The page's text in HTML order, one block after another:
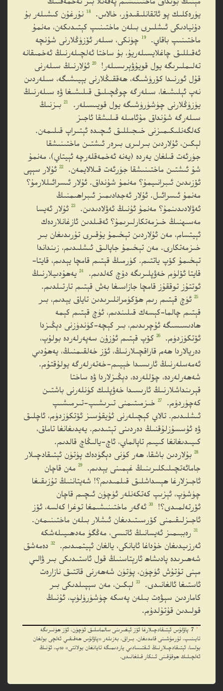
يۈرەكلىك پو ئاتقانلىقىدۇر، خالاس.
18 نۇرغۇن كىشىلەر بۇ
دۇنيادىكى ئىشلىرى بىلەن ماختىنىپ كېتىدىكەن، مەنمۇ
ماختىنىپ باقاي.
19 چۈنكى، سىلەر ئۆزۈڭلارنى شۇنچە
ئەقىللىق چاغلايسىلەريۇ، بۇ ساختا ئەلچىلەرنىڭ ئەخمىقانە
تەلىملىرىگە يول قويۇۋېرىسىلەر!
20 ئۇلارنىڭ سىلەرنى
قۇل ئورنىدا كۆرۈشىگە، ھەققىڭلارنى يېيىشىگە، سىلەردىن
نەپ ئېلىشىغا، سىلەرگە چوڭچىلىق قىلىشىغا ۋە سىلەرنىڭ
يۈزۈڭلارنى چۈشۈرۈشىگە يول قويىسىلەر.
21 بىزنىڭ
سىلەرگە شۇنداق مۇئامىلە قىلىشقا ئاجىز
كەلگەنلىكىمىزنى خىجىللىق ئىچىدە ئېتىراپ قىلىمەن.
لېكىن، ئۇلاردىن بىرلىرى بىرەر ئىشتىن ماختىنىشقا
جۈرئەت قىلغان يەردە (يەنە ئەخمەقلەرچە ئېيتاي)، مەنمۇ
شۇ ئىشتىن ماختىنىشقا جۈرئەت قىلالايمەن.
22 ئۇلار سېپى
ئۆزىدىن ئىبرانىيمۇ؟ مەنمۇ شۇنداق. ئۇلار ئىسرائىللارمۇ؟
مەنمۇ ئىسرائىل. ئۇلار ئەجدادىمىز ئىبراھىمنىڭ
ئەۋلادىدىنمۇ؟ مەنمۇ ئۇنىڭ ئەۋلادىدىن.
23 ئۇلار ئەيسا
مەسىھنىڭ خىزمەتكارلىرىمۇ؟ ئەقىلدىن ئازغانلاردەك
ئېيتسام، مەن ئۇلاردىن تېخىمۇ يۇقىرى تۇرىدىغان بىر
خىزمەتكارى. مەن تېخىمۇ جاپالىق ئىشلىدىم، زىنداندا
تېخىمۇ كۆپ ياتتىم. كۈرمىڭ قېتىم قامچا يېدىم، قايتا-
قايتا ئۆلۈم خەۋپلىرىگە دۇچ كەلدىم.
24 يەھۇدىيلارنىڭ
ئوتتۇز توققۇز قامچا جازاسىغا بەش قېتىم تارتىلدىم.
25 ئۈچ قېتىم رىم ھۆكۈمرانلىرىدىن تاياق يېدىم، بىر
قېتىم چالما-كېسەك قىلىندىم، ئۈچ قېتىم كېمە
ھادىسىسىگە ئۇچرىدىم، بىر كېچە-كۈندۈزنى دېڭىزدا
ئۆتكۈزدۈم.
26 كۆپ قېتىم ئۇزۇن سەپەرلەردە بولۇپ،
دەريالاردا ھەم قاراقچىلارنىڭ، ئۆز خەلقىمنىڭ، يەھۇدىي
ئەمەسلەرنىڭ ئارىسىدا خېيىم-خەتەرلەرگە يولۇقتۇم.
شەھەرلەردە، چۆللەردە، دېڭىزلاردا ۋە ساختا
قېرىنداشلارنىڭ ئارىسىدا خەۋپلىك كۈنلەرنى باشتىن
كەچۈردۈم.
27 خىزمىتىمنى تىرىشىپ-تىرمىشىپ
ئىشلىدىم. تالاي كېچىلەرنى ئۇيقۇسىز ئۆتكۈزدۈم، ئاچلىق
ۋە ئۇسسۇزلۇقنىڭ دەردىنى تېتىدىم. يەيدىغانغا تاماق،
كىيىدىغانغا كىيىم تاپالماي، ئاچ-يالىڭاچ قالدىم.
28 بۇلاردىن باشقا، ھەر كۈنى دېگۈدەك پۈتۈن ئېتىقادچىلار
جامائەتچىلىكلىرىنىڭ غېمىنى يېدىم.
29 مەن قاچان
ئاجىزلارغا ھېسداشلىق قىلمىدىم؟! شەيتاننىڭ تۇزىقىغا
چۈشۈپ، ئېزىپ كەتكەنلەر ئۈچۈن ئىچىم قاچان
ئۆرتەلمىدى؟!
30 ئەگەر ماختىنىشىمغا توغرا كەلسە، ئۆز
ئاجىزلىقىمنى كۆرسىتىدىغان ئىشلار بىلەن ماختىنىمەن.
31 رەببىمىز ئەيسانىڭ ئاتىسى، مەڭگۈ مەدھىيىلەشكە
ئەرزىيدىغان خۇداغا ئايانكى، يالغان ئېيتمىدىم.
32 دەمەشق
شەھىرىدە پادىشاھ ئارېتاسنىڭ قول ئاستىدىكى بىر ۋالىي
مېنى تۇتۇش ئۈچۈن، پۈتۈن شەھەرنى قاتتىق نازارەت
ئاستىغا ئالغانىدى.
33 لېكىن، مەن سېپىلدىكى بىر
كاماردىن سېۋەت بىلەن پەسكە چۈشۈرۈلۈپ، ئۇنىڭ
قولىدىن قۇتۇلدۇم.
*
7 پاۋلۇس ئېتىقادچىلارغا ئۆز ئېغىرىنى سالماسلىق ئۈچۈن، ئۆز ھۈنىرىگە
تايىنىپ، تۇرمۇشىنى قامدىغان. بىراق، بەزىلەر «پاۋلۇس ھەقىقىي ئەلچى بولغان
بولسا، ئېتىقادچىلارنىڭ ئىقتىسادىي ياردىمىگە تايانغان بولاتتى» دەپ، ئۇنىڭ
ئەلچىلىك ھوقۇقىنى ئىنكار قىلغانىدى.